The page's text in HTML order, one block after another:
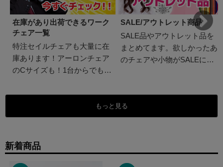
在庫があり出荷できるワーク
チェア一覧
特注セイルチェアも大量に在
庫あります！アーロンチェア
のCサイズも！1台からでもま
ます。この機会にぜひ！！
SALE/アウトレット商品
SALE品やアウトレット品を
まとめてます。欲しかったあ
のチェアや小物がSALEにな
ク！
Next
もっと見る
新着商品